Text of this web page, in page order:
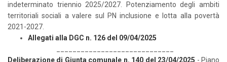
indeterminato triennio 2025/2027. Potenziamento degli ambiti
territoriali sociali a valere sul PN inclusione e lotta alla povertà
2021-2027.
Allegati alla DGC n. 126 del 09/04/2025
Deliberazione di Giunta comunale n. 140 del 23/04/2025 - Piano